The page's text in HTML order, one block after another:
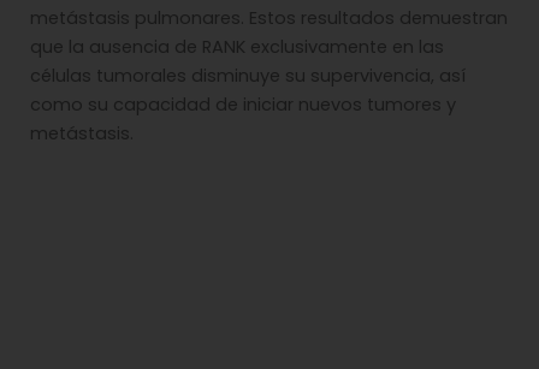
metástasis pulmonares. Estos resultados demuestran
que la ausencia de RANK exclusivamente en las
células tumorales disminuye su supervivencia, así
como su capacidad de iniciar nuevos tumores y
metástasis.